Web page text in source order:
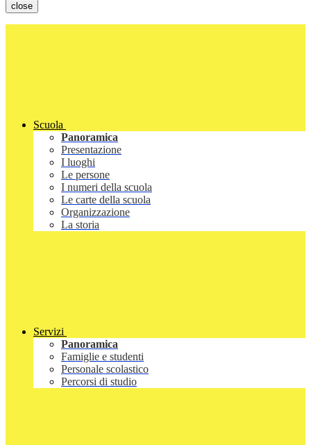
close
Scuola
Panoramica
Presentazione
I luoghi
Le persone
I numeri della scuola
Le carte della scuola
Organizzazione
La storia
Servizi
Panoramica
Famiglie e studenti
Personale scolastico
Percorsi di studio